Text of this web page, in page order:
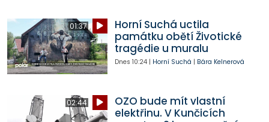
01:37
Horní Suchá uctila
památku obětí Životické
tragédie u muralu
Dnes 10:24| Horní Suchá | Bára Kelnerová
02:44
OZO bude mít vlastní
elektřinu. V Kunčicích